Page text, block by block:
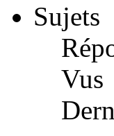
Sujets
Vus